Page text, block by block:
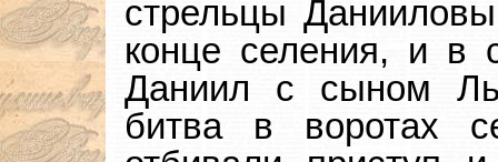
стрельцы
конце селения, и в
Даниил с сыном
битва в воротах